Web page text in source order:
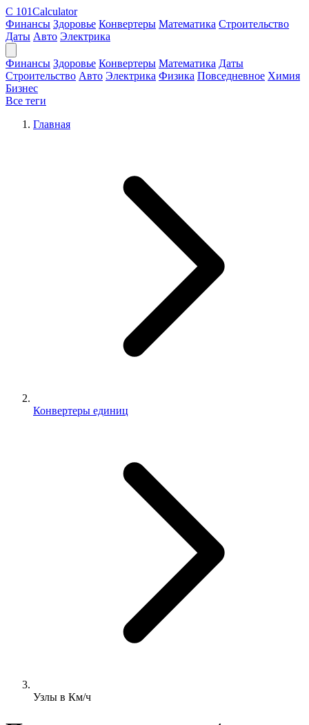
C 101Calculator
Финансы Здоровье Конвертеры Математика Строительство
Даты Авто Электрика
Финансы Здоровье Конвертеры Математика Даты
Строительство Авто Электрика Физика Повседневное Химия
Бизнес
Все теги
Главная
Конвертеры единиц
Узлы в Км/ч